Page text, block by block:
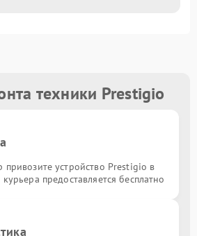
техники Prestigio
устройство Prestigio в
предоставляется бесплатно